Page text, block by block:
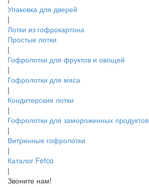
Упаковка для дверей
|
Лотки из гофрокартона
Простые лотки
|
Гофролотки для фруктов и овощей
|
Гофролотки для мяса
|
Кондитерские лотки
|
Гофролотки для замороженных продуктов
|
Витринные гофролотки
|
Каталог Fefco
|
Звоните нам!